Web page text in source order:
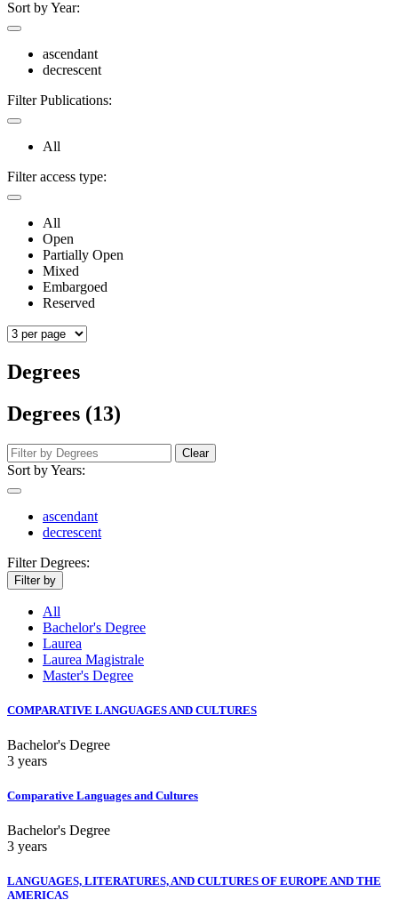
Sort by Year:
ascendant
decrescent
Filter Publications:
All
Filter access type:
All
Open
Partially Open
Mixed
Embargoed
Reserved
Degrees
Degrees (13)
Clear
Sort by Years:
ascendant
decrescent
Filter Degrees:
Filter by
All
Bachelor's Degree
Laurea
Laurea Magistrale
Master's Degree
COMPARATIVE LANGUAGES AND CULTURES
Bachelor's Degree
3 years
Comparative Languages and Cultures
Bachelor's Degree
3 years
LANGUAGES, LITERATURES, AND CULTURES OF EUROPE AND THE
AMERICAS